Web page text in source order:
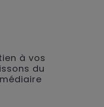
à vos
du